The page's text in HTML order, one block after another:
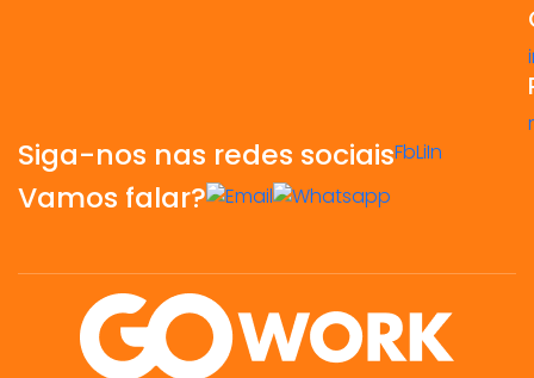
Siga-nos nas redes sociaisFbLiIn
Vamos falar?